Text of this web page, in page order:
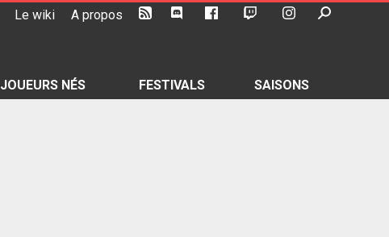
Le wiki A propos
JOUEURS NÉS FESTIVALS SAISONS